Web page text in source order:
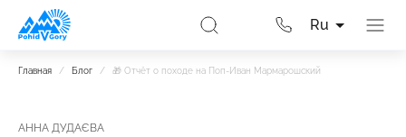
Ru
Главная / Блог / 🎁 Отчёт о походе на Поп-Иван Мармарошский
АННА ДУДАЄВА